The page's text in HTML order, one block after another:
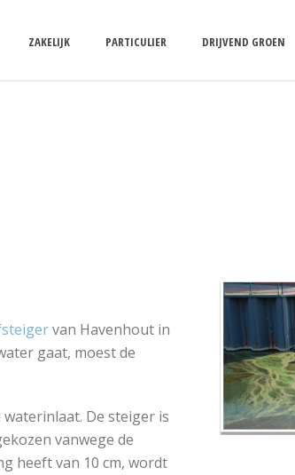
ZAKELIJK PARTICULIER DRIJVEND GROEN
van Havenhout in
gaat, moest de
De steiger is
vanwege de
heeft van 10 cm, wordt